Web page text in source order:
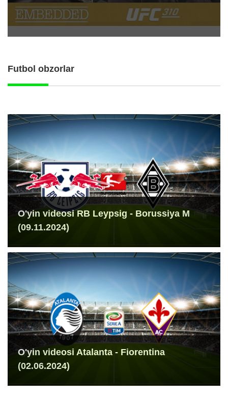
Futbol obzorlar
O'yin videosi RB Leypsig - Borussiya M
(09.11.2024)
O'yin videosi Atalanta - Fiorentina
(02.06.2024)